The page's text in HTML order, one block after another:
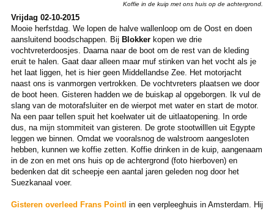
Koffie in de kuip met ons huis op de achtergrond.
Vrijdag 02-10-2015
Mooie herfstdag. We lopen de halve wallenloop om de Oost en doen
aansluitend boodschappen. Bij Blokkerkopen we drie
vochtvreterdoosjes. Daarna naar de boot om de rest van de kleding
eruit te halen. Gaat daar alleen maar muf stinken van het vocht als je
het laat liggen, het is hier geen Middellandse Zee. Het motorjacht
naast ons is vanmorgen vertrokken. De vochtvreters plaatsen we door
de boot heen. Gisteren hadden we de buiskap al opgeborgen. Ik vul de
slang van de motorafsluiter en de wierpot met water en start de motor.
Na een paar tellen spuit het koelwater uit de uitlaatopening. In orde
dus, na mijn stommiteit van gisteren. De grote stootwilllen uit Egypte
leggen we binnen. Omdat we vooralsnog de walstroom aangesloten
hebben, kunnen we koffie zetten. Koffie drinken in de kuip, aangenaam
in de zon en met ons huis op de achtergrond (foto hierboven) en
bedenken dat dit scheepje een aantal jaren geleden nog door het
Suezkanaal voer.
Gisteren overleed Frans Pointl in een verpleeghuis in Amsterdam. Hij